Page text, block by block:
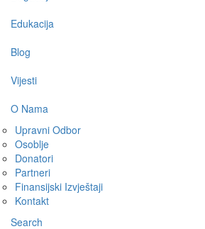
Edukacija
Blog
Vijesti
O Nama
Upravni Odbor
Osoblje
Donatori
Partneri
Finansijski Izvještaji
Kontakt
Search